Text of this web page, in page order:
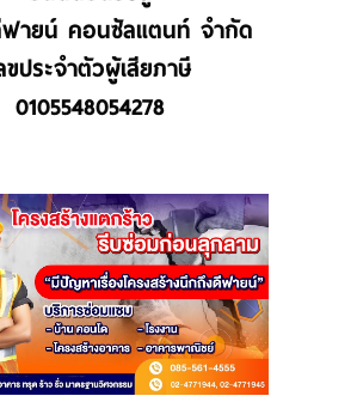
รา
ท่อตันมือปราบ
นนคอนกรีต
ายน์ คอนซัลแตนท์ จำกัด
ขประจำตัวผู้เสียภาษี
0105548054278